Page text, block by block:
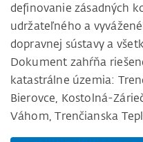
definovanie zásadných
udržateľného a
dopravnej sústavy a
Dokument zahŕňa
katastrálne územia:
Bierovce, Kostolná-
Váhom, Trenčianska